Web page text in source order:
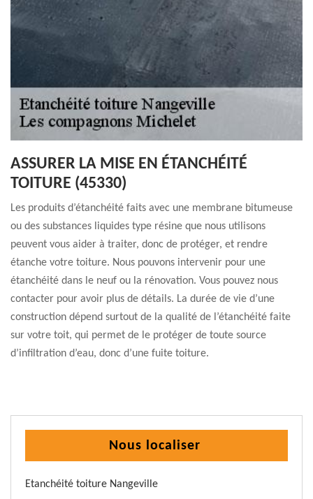
ASSURER LA MISE EN ÉTANCHÉITÉ
TOITURE (45330)
Les produits d’étanchéité faits avec une membrane bitumeuse
ou des substances liquides type résine que nous utilisons
peuvent vous aider à traiter, donc de protéger, et rendre
étanche votre toiture. Nous pouvons intervenir pour une
étanchéité dans le neuf ou la rénovation. Vous pouvez nous
contacter pour avoir plus de détails. La durée de vie d’une
construction dépend surtout de la qualité de l’étanchéité faite
sur votre toit, qui permet de le protéger de toute source
d’infiltration d’eau, donc d’une fuite toiture.
Nous localiser
Etanchéité toiture Nangeville